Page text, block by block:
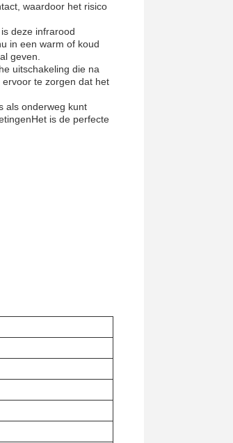
waardoor het risico
deze infrarood
in een warm of koud
geven.
uitschakeling die na
te zorgen dat het
als onderweg kunt
is de perfecte